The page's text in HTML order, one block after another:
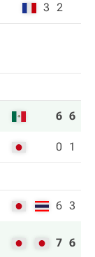
3 2
6 6
0 1
6 3
7 6